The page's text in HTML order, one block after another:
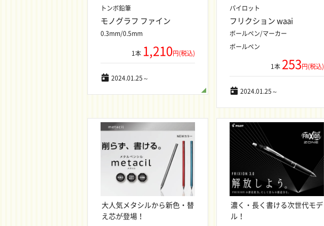
トンボ鉛筆
モノグラフ ファイン
0.3mm/0.5mm
1本 1,210円(税込)
2024.01.25～
パイロット
フリクション waai
ボールペン/マーカー
ボールペン
1本 253円(税込)
2024.01.25～
大人気メタシルから新色・替
え芯が登場！
濃く・長く書ける次世代モデ
ル！